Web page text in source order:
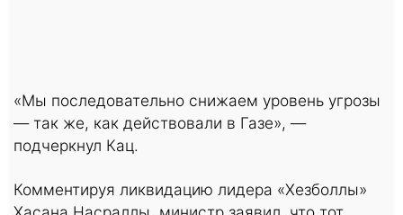
«Мы последовательно снижаем уровень угрозы
— так же, как действовали в Газе», —
подчеркнул Кац.
Комментируя ликвидацию лидера «Хезболлы»